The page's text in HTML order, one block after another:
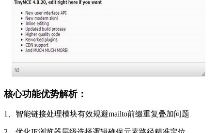
核心功能优势解析：
1、智能链接处理模块有效规避mailto前缀重复叠加问题